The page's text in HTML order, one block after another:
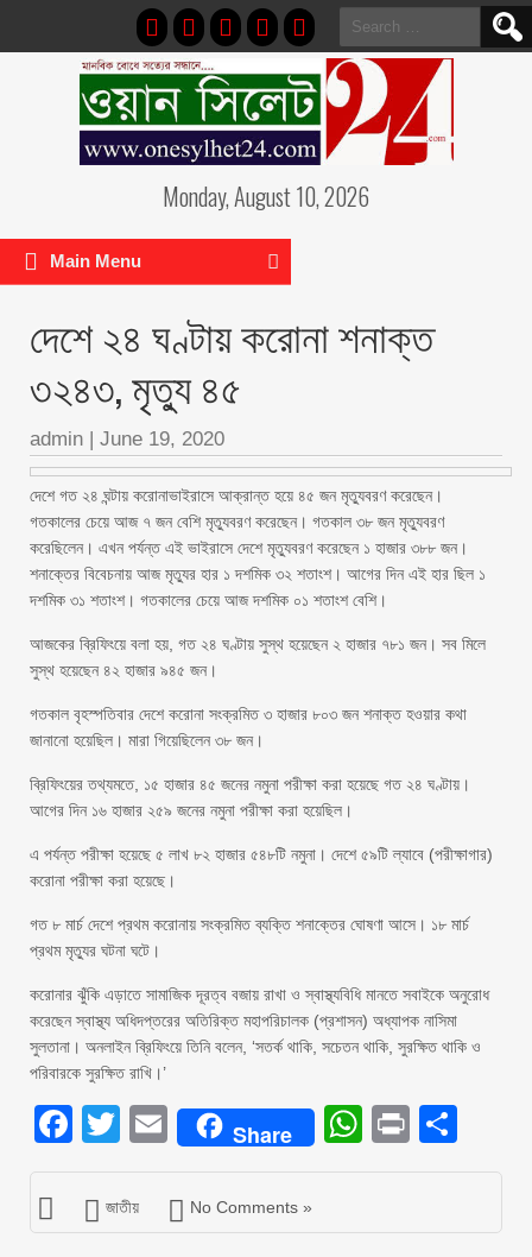
Search
for:
Monday, August 10, 2026
Main Menu
দেশে ২৪ ঘণ্টায় করোনা শনাক্ত
৩২৪৩, মৃত্যু ৪৫
admin | June 19, 2020
দেশে গত ২৪ ঘন্টায় করোনাভাইরাসে আক্রান্ত হয়ে ৪৫ জন মৃত্যুবরণ করেছেন।
গতকালের চেয়ে আজ ৭ জন বেশি মৃত্যুবরণ করেছেন। গতকাল ৩৮ জন মৃত্যুবরণ
করেছিলেন। এখন পর্যন্ত এই ভাইরাসে দেশে মৃত্যুবরণ করেছেন ১ হাজার ৩৮৮ জন।
শনাক্তের বিবেচনায় আজ মৃত্যুর হার ১ দশমিক ৩২ শতাংশ। আগের দিন এই হার ছিল ১
দশমিক ৩১ শতাংশ। গতকালের চেয়ে আজ দশমিক ০১ শতাংশ বেশি।
আজকের ব্রিফিংয়ে বলা হয়, গত ২৪ ঘণ্টায় সুস্থ হয়েছেন ২ হাজার ৭৮১ জন। সব মিলে
সুস্থ হয়েছেন ৪২ হাজার ৯৪৫ জন।
গতকাল বৃহস্পতিবার দেশে করোনা সংক্রমিত ৩ হাজার ৮০৩ জন শনাক্ত হওয়ার কথা
জানানো হয়েছিল। মারা গিয়েছিলেন ৩৮ জন।
ব্রিফিংয়ের তথ্যমতে, ১৫ হাজার ৪৫ জনের নমুনা পরীক্ষা করা হয়েছে গত ২৪ ঘণ্টায়।
আগের দিন ১৬ হাজার ২৫৯ জনের নমুনা পরীক্ষা করা হয়েছিল।
এ পর্যন্ত পরীক্ষা হয়েছে ৫ লাখ ৮২ হাজার ৫৪৮টি নমুনা। দেশে ৫৯টি ল্যাবে (পরীক্ষাগার)
করোনা পরীক্ষা করা হয়েছে।
গত ৮ মার্চ দেশে প্রথম করোনায় সংক্রমিত ব্যক্তি শনাক্তের ঘোষণা আসে। ১৮ মার্চ
প্রথম মৃত্যুর ঘটনা ঘটে।
করোনার ঝুঁকি এড়াতে সামাজিক দূরত্ব বজায় রাখা ও স্বাস্থ্যবিধি মানতে সবাইকে অনুরোধ
করেছেন স্বাস্থ্য অধিদপ্তরের অতিরিক্ত মহাপরিচালক (প্রশাসন) অধ্যাপক নাসিমা
সুলতানা। অনলাইন ব্রিফিংয়ে তিনি বলেন, ‘সতর্ক থাকি, সচেতন থাকি, সুরক্ষিত থাকি ও
পরিবারকে সুরক্ষিত রাখি।’
Facebook
Twitter
EmailShare Print
জাতীয় No Comments »